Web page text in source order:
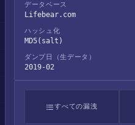
データベース
Lifebear.com
ハッシュ化
MD5(salt)
ダンプ日（生データ）
2019-02
すべての漏洩